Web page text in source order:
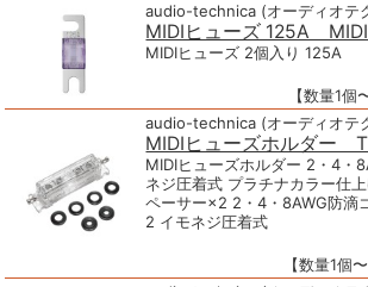
audio-technica (オーディオテ
MIDIヒューズ 125A
MIDIヒューズ 2個入り 125A
【数量1個
audio-technica (オーディオテ
MIDIヒューズホルダー
MIDIヒューズホルダー 2・4・
ネジ圧着式 プラチナカラー仕
ペーサー×2 2・4・8AWG防滴
2 イモネジ圧着式
【数量1個